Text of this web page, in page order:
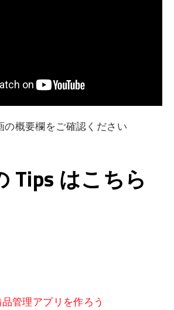
の概要欄をご確認ください
Tips はこちら
管理アプリを作ろう